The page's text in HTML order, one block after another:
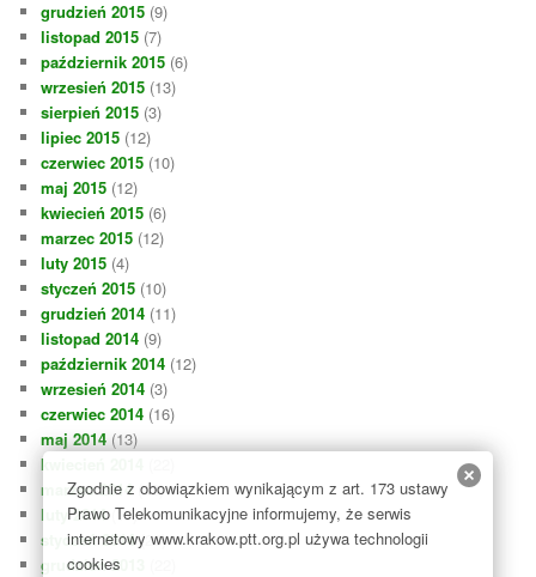
grudzień 2015 (9)
listopad 2015 (7)
październik 2015 (6)
wrzesień 2015 (13)
sierpień 2015 (3)
lipiec 2015 (12)
czerwiec 2015 (10)
maj 2015 (12)
kwiecień 2015 (6)
marzec 2015 (12)
luty 2015 (4)
styczeń 2015 (10)
grudzień 2014 (11)
listopad 2014 (9)
październik 2014 (12)
wrzesień 2014 (3)
czerwiec 2014 (16)
maj 2014 (13)
kwiecień 2014
marzec 2014(13)
luty 2014(17)
styczeń 2014(23)
grudzień 2013
Zgodnie z obowiązkiem wynikającym z art. 173 ustawy
Prawo Telekomunikacyjne informujemy, że serwis
internetowy www.krakow.ptt.org.pl używa technologii
cookies